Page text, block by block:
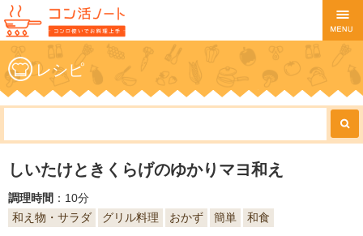
レシピ
しいたけときくらげのゆかりマヨ和え
調理時間 ：10分
和え物・サラダ
グリル料理 おかず 簡単 和食